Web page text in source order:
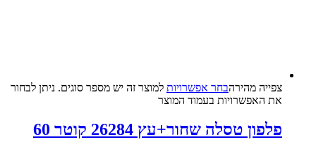
צפייה‬ ‫מהירה‬בחר אפשרויות למוצר זה יש מספר סוגים. ניתן לבחור
את האפשרויות בעמוד המוצר
פלפון טסלה שחור+עץ 26284 קוטר 60